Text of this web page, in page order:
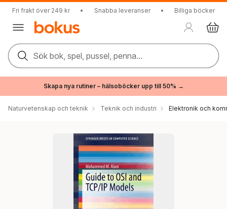
Fri frakt över 249 kr • Snabba leveranser • Billiga böcker
Sök bok, spel, pussel, penna...
Skapa nya rutiner – hälsoböcker upp till 50% →
Naturvetenskap och teknik Teknik och industri Elektronik och